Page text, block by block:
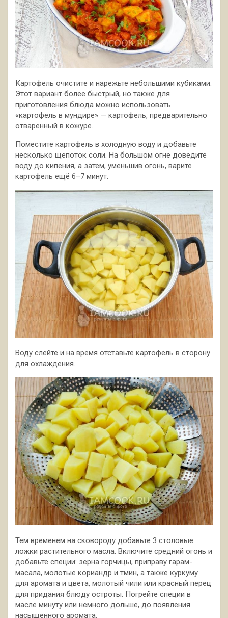
Картофель очистите и нарежьте небольшими кубиками.
Этот вариант более быстрый, но также для
приготовления блюда можно использовать
«картофель в мундире» — картофель, предварительно
отваренный в кожуре.
Поместите картофель в холодную воду и добавьте
несколько щепоток соли. На большом огне доведите
воду до кипения, а затем, уменьшив огонь, варите
картофель ещё 6–7 минут.
Воду слейте и на время отставьте картофель в сторону
для охлаждения.
Тем временем на сковороду добавьте 3 столовые
ложки растительного масла. Включите средний огонь и
добавьте специи: зерна горчицы, приправу гарам-
масала, молотые кориандр и тмин, а также куркуму
для аромата и цвета, молотый чили или красный перец
для придания блюду остроты. Погрейте специи в
масле минуту или немного дольше, до появления
насыщенного аромата.